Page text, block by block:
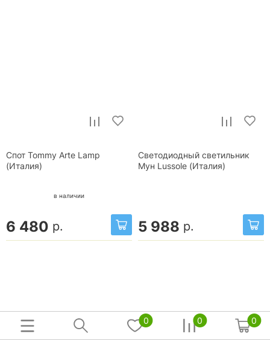
Спот Tommy Arte Lamp
(Италия)
в наличии
6 480 р.
Светодиодный светильник
Мун Lussole (Италия)
5 988 р.
0 0 0